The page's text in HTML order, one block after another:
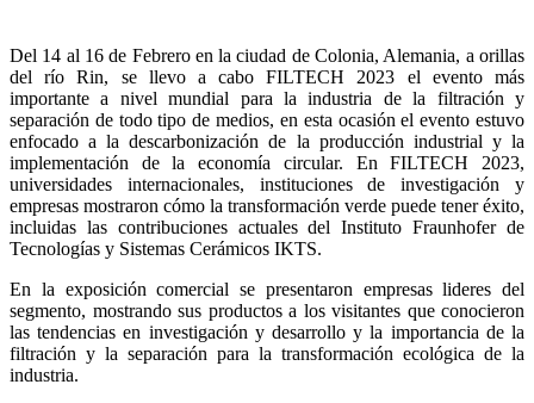
Del 14 al 16 de Febrero en la ciudad de Colonia, Alemania, a orillas
del río Rin, se llevo a cabo FILTECH 2023 el evento más
importante a nivel mundial para la industria de la filtración y
separación de todo tipo de medios, en esta ocasión el evento estuvo
enfocado a la descarbonización de la producción industrial y la
implementación de la economía circular. En FILTECH 2023,
universidades internacionales, instituciones de investigación y
empresas mostraron cómo la transformación verde puede tener éxito,
incluidas las contribuciones actuales del Instituto Fraunhofer de
Tecnologías y Sistemas Cerámicos IKTS.
En la exposición comercial se presentaron empresas lideres del
segmento, mostrando sus productos a los visitantes que conocieron
las tendencias en investigación y desarrollo y la importancia de la
filtración y la separación para la transformación ecológica de la
industria.